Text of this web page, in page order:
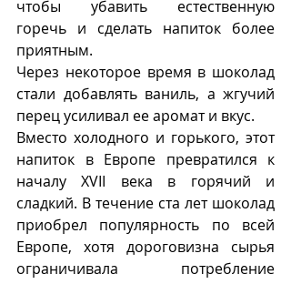
чтобы убавить естественную
горечь и сделать напиток более
приятным.
Через некоторое время в шоколад
стали добавлять ваниль, а жгучий
перец усиливал ее аромат и вкус.
Вместо холодного и горького, этот
напиток в Европе превратился к
началу XVII века в горячий и
сладкий. В течение ста лет шоколад
приобрел популярность по всей
Европе, хотя дороговизна сырья
ограничивала потребление